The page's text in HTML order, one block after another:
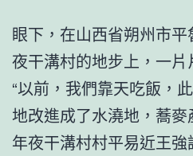
眼下，在山西省朔州市平
夜干溝村的地步上，一片
“以前，我們靠天吃飯，
地改進成了水澆地，蕎麥
年夜干溝村村平易近王強